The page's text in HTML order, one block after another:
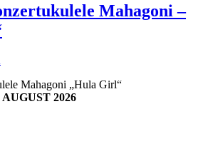
Mahagoni –
Mahagoni „Hula Girl“
2026